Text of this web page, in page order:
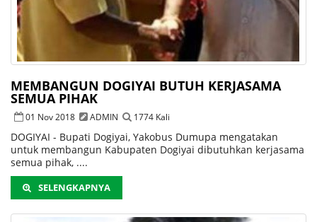
MEMBANGUN DOGIYAI BUTUH KERJASAMA
SEMUA PIHAK
01 Nov 2018 ADMIN 1774 Kali
DOGIYAI - Bupati Dogiyai, Yakobus Dumupa mengatakan
untuk membangun Kabupaten Dogiyai dibutuhkan kerjasama
semua pihak, ....
SELENGKAPNYA